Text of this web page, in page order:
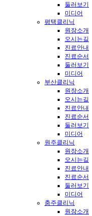
둘러보기
미디어
평택클리닉
원장소개
오시는길
진료안내
진료순서
둘러보기
미디어
부산클리닉
원장소개
오시는길
진료안내
진료순서
둘러보기
미디어
원주클리닉
원장소개
오시는길
진료안내
진료순서
둘러보기
미디어
충주클리닉
원장소개